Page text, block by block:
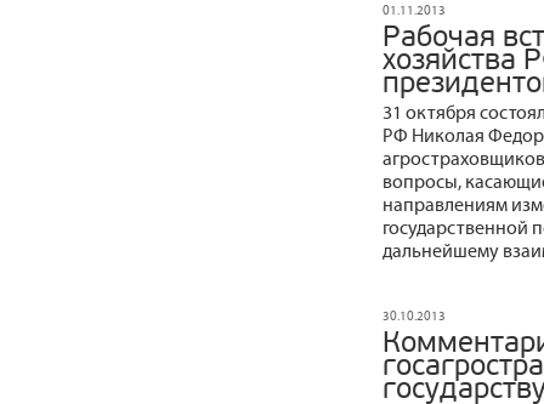
01.11.2013
Рабочая
хозяйства
31 октября
РФ Николая
вопросы,
направлениям
государственной
дальнейшему
30.10.2013